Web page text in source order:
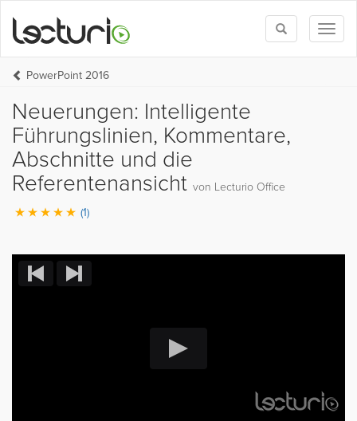
Toggle
search
PowerPoint 2016
Neuerungen: Intelligente
Führungslinien, Kommentare,
Abschnitte und die
Referentenansicht von Lecturio Office
(1)